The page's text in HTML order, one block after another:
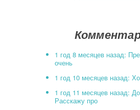
1 год 8 месяцев назад:
очень
1 год 10 месяцев назад:
1 год 11 месяцев назад:
Расскажу про